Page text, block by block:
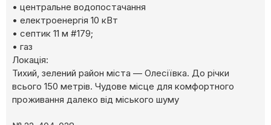
• центральне водопостачання
• електроенергія 10 кВт
• септик 11 м #179;
• газ
Локація:
Тихий, зелений район міста — Олесіївка. До річки
всього 150 метрів. Чудове місце для комфортного
проживання далеко від міського шуму